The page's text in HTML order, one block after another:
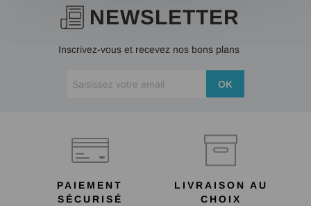
NEWSLETTER
Inscrivez-vous et recevez nos bons plans
OK
PAIEMENT
SÉCURISÉ
LIVRAISON AU
CHOIX